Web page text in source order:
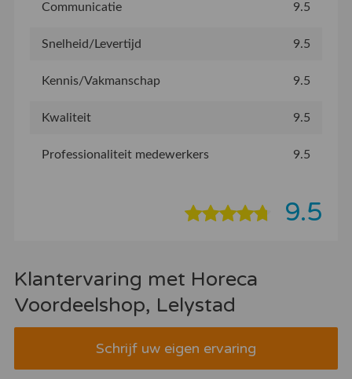
Communicatie 9.5
Snelheid/Levertijd 9.5
Kennis/Vakmanschap 9.5
Kwaliteit 9.5
Professionaliteit medewerkers 9.5
9.5
Klantervaring met Horeca
Voordeelshop, Lelystad
Schrijf uw eigen ervaring